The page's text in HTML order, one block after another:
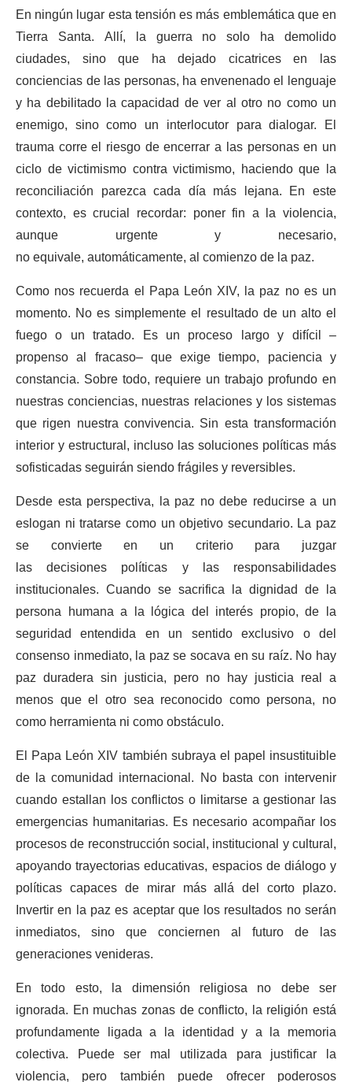
En ningún lugar esta tensión es más emblemática que en
Tierra Santa. Allí, la guerra no solo ha demolido
ciudades, sino que ha dejado cicatrices en las
conciencias de las personas, ha envenenado el lenguaje
y ha debilitado la capacidad de ver al otro no como un
enemigo, sino como un interlocutor para dialogar. El
trauma corre el riesgo de encerrar a las personas en un
ciclo de victimismo contra victimismo, haciendo que la
reconciliación parezca cada día más lejana. En este
contexto, es crucial recordar: poner fin a la violencia,
aunque urgente y necesario,
no equivale, automáticamente, al comienzo de la paz.
Como nos recuerda el Papa León XIV, la paz no es un
momento. No es simplemente el resultado de un alto el
fuego o un tratado. Es un proceso largo y difícil –
propenso al fracaso– que exige tiempo, paciencia y
constancia. Sobre todo, requiere un trabajo profundo en
nuestras conciencias, nuestras relaciones y los sistemas
que rigen nuestra convivencia. Sin esta transformación
interior y estructural, incluso las soluciones políticas más
sofisticadas seguirán siendo frágiles y reversibles.
Desde esta perspectiva, la paz no debe reducirse a un
eslogan ni tratarse como un objetivo secundario. La paz
se convierte en un criterio para juzgar
las decisiones políticas y las responsabilidades
institucionales. Cuando se sacrifica la dignidad de la
persona humana a la lógica del interés propio, de la
seguridad entendida en un sentido exclusivo o del
consenso inmediato, la paz se socava en su raíz. No hay
paz duradera sin justicia, pero no hay justicia real a
menos que el otro sea reconocido como persona, no
como herramienta ni como obstáculo.
El Papa León XIV también subraya el papel insustituible
de la comunidad internacional. No basta con intervenir
cuando estallan los conflictos o limitarse a gestionar las
emergencias humanitarias. Es necesario acompañar los
procesos de reconstrucción social, institucional y cultural,
apoyando trayectorias educativas, espacios de diálogo y
políticas capaces de mirar más allá del corto plazo.
Invertir en la paz es aceptar que los resultados no serán
inmediatos, sino que conciernen al futuro de las
generaciones venideras.
En todo esto, la dimensión religiosa no debe ser
ignorada. En muchas zonas de conflicto, la religión está
profundamente ligada a la identidad y a la memoria
colectiva. Puede ser mal utilizada para justificar la
violencia, pero también puede ofrecer poderosos